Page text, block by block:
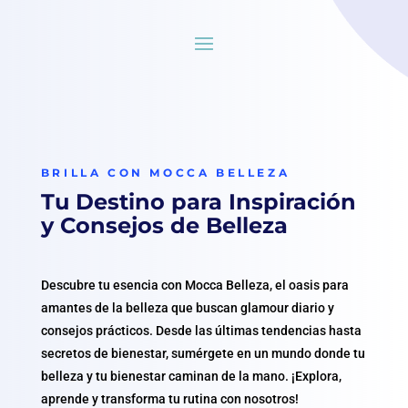
BRILLA CON MOCCA BELLEZA
Tu Destino para Inspiración
y Consejos de Belleza
Descubre tu esencia con Mocca Belleza, el oasis para
amantes de la belleza que buscan glamour diario y
consejos prácticos. Desde las últimas tendencias hasta
secretos de bienestar, sumérgete en un mundo donde tu
belleza y tu bienestar caminan de la mano. ¡Explora,
aprende y transforma tu rutina con nosotros!